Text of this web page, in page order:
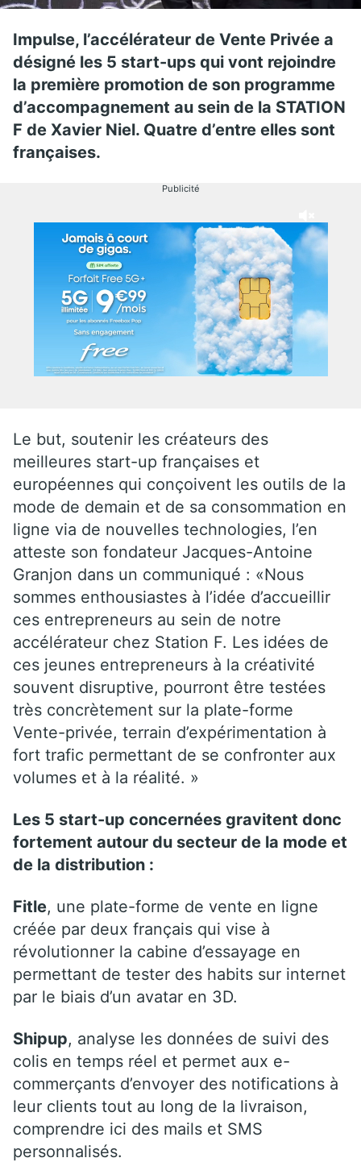
Impulse, l’accélérateur de Vente Privée a
désigné les 5 start-ups qui vont rejoindre
la première promotion de son programme
d’accompagnement au sein de la STATION
F de Xavier Niel. Quatre d’entre elles sont
françaises.
Publicité
Le but, soutenir les créateurs des
meilleures start-up françaises et
européennes qui conçoivent les outils de la
mode de demain et de sa consommation en
ligne via de nouvelles technologies, l’en
atteste son fondateur Jacques-Antoine
Granjon dans un communiqué : «Nous
sommes enthousiastes à l’idée d’accueillir
ces entrepreneurs au sein de notre
accélérateur chez Station F. Les idées de
ces jeunes entrepreneurs à la créativité
souvent disruptive, pourront être testées
très concrètement sur la plate-forme
Vente-privée, terrain d’expérimentation à
fort trafic permettant de se confronter aux
volumes et à la réalité. »
Les 5 start-up concernées gravitent donc
fortement autour du secteur de la mode et
de la distribution :
Fitle, une plate-forme de vente en ligne
créée par deux français qui vise à
révolutionner la cabine d’essayage en
permettant de tester des habits sur internet
par le biais d’un avatar en 3D.
Shipup, analyse les données de suivi des
colis en temps réel et permet aux e-
commerçants d’envoyer des notifications à
leur clients tout au long de la livraison,
comprendre ici des mails et SMS
personnalisés.